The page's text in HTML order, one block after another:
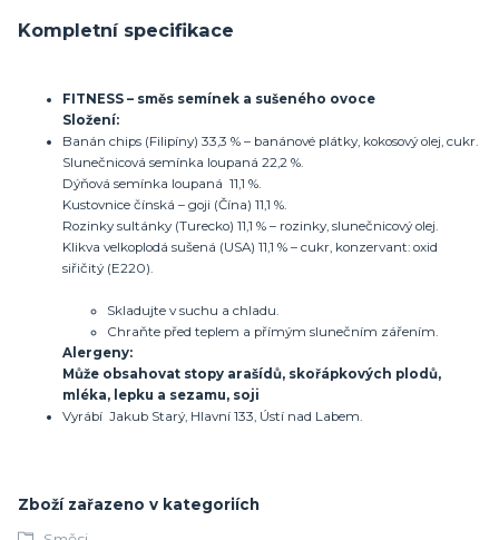
Kompletní specifikace
FITNESS – směs semínek a sušeného ovoce
Složení:
Banán chips (Filipíny) 33,3 % – banánové plátky, kokosový olej, cukr.
Slunečnicová semínka loupaná 22,2 %.
Dýňová semínka loupaná 11,1 %.
Kustovnice čínská – goji (Čína) 11,1 %.
Rozinky sultánky (Turecko) 11,1 % – rozinky, slunečnicový olej.
Klikva velkoplodá sušená (USA) 11,1 % – cukr, konzervant: oxid
siřičitý (E220).
Skladujte v suchu a chladu.
Chraňte před teplem a přímým slunečním zářením.
Alergeny:
Může obsahovat stopy arašídů, skořápkových plodů,
mléka, lepku a sezamu, soji
Vyrábí Jakub Starý, Hlavní 133, Ústí nad Labem.
Zboží zařazeno v kategoriích